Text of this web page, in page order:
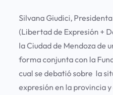
Silvana Giudici,
(Libertad de Expresión +
la Ciudad de Mendoza de
forma conjunta con la
cual se debatió sobre la
expresión en la provincia y